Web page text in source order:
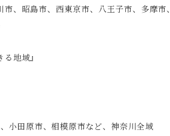
、昭島市、西東京市、八王子市、多摩市、
地域』
小田原市、相模原市など、神奈川全域